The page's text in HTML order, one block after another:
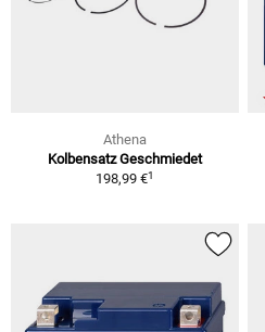
Athena
Kolbensatz Geschmiedet
198,99 €1